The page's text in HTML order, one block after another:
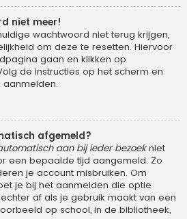
niet meer!
wachtwoord niet terug krijgen,
om deze te resetten. Hiervoor
gaan en klikken op
de instructies op het scherm en
afgemeld?
aan bij ieder bezoekniet
een bepaalde tijd aangemeld. Zo
je account misbruiken. Om
je bij het aanmelden die optie
af als je gebruik maakt van een
op school, in de bibliotheek,